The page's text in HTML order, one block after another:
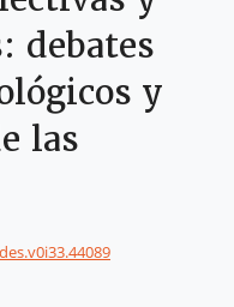
debates
y
las